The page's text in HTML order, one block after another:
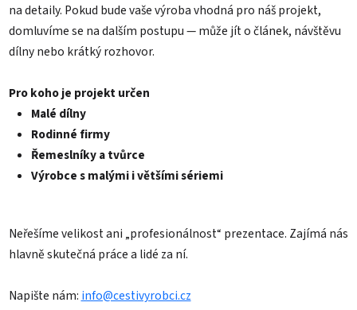
na detaily. Pokud bude vaše výroba vhodná pro náš projekt,
domluvíme se na dalším postupu — může jít o článek, návštěvu
dílny nebo krátký rozhovor.
Pro koho je projekt určen
Malé dílny
Rodinné firmy
Řemeslníky a tvůrce
Výrobce s malými i většími sériemi
Neřešíme velikost ani „profesionálnost“ prezentace. Zajímá nás
hlavně skutečná práce a lidé za ní.
Napište nám:info@cestivyrobci.cz